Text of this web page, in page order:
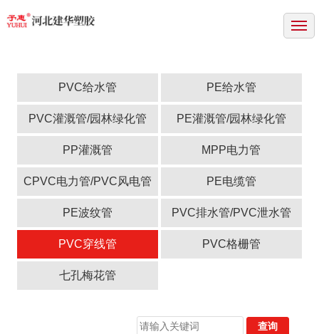
产品中心
成功案例
新闻中心
资质证书
联系方式
PVC给水管 PE给水管
PVC灌溉管/园林绿化管 PE灌溉管/园林绿化管
PP灌溉管 MPP电力管
CPVC电力管/PVC风电管 PE电缆管
PE波纹管 PVC排水管/PVC泄水管
PVC穿线管 PVC格栅管
七孔梅花管